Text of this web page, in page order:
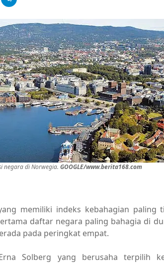
negara di Norwegia. GOOGLE/www.berita168.com
memiliki indeks kebahagian paling
daftar negara paling bahagia di
pada peringkat empat.
Solberg yang berusaha terpilih